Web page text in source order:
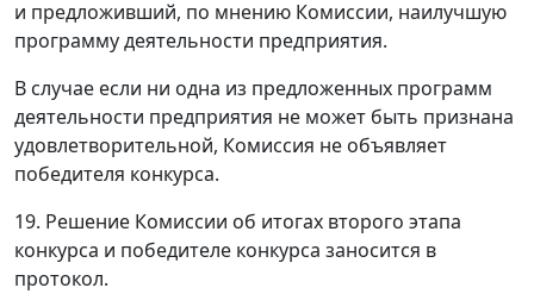
и предложивший, по мнению Комиссии, наилучшую
программу деятельности предприятия.
В случае если ни одна из предложенных программ
деятельности предприятия не может быть признана
удовлетворительной, Комиссия не объявляет
победителя конкурса.
19. Решение Комиссии об итогах второго этапа
конкурса и победителе конкурса заносится в
протокол.